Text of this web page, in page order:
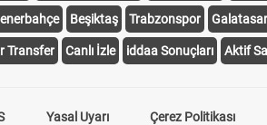
Beşiktaş Trabzonspor
Transfer Canlı İzle iddaa Sonuçları Aktif
Yasal Uyarı Çerez Politikası